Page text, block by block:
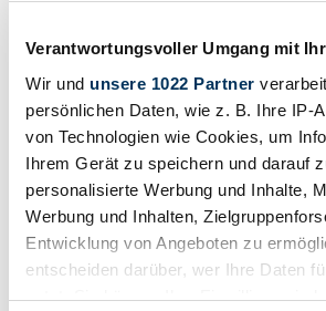
Verantwortungsvoller Umgang mit
Wir und unsere 1022 Partner
persönlichen Daten, wie z. B. Ihre IP-
von Technologien wie Cookies, um
Ihrem Gerät zu speichern und darauf
personalisierte Werbung und Inhalte,
Werbung und Inhalten,
Entwicklung von Angeboten zu
entscheiden darüber, wer Ihre Daten
nutzt. Sie können Ihre Einwilligung
Crear anuncio
¿Tiene usted un Sendling que desea vender?
anuncio ahora.
Crear anuncio
Subastas que terminan pronto